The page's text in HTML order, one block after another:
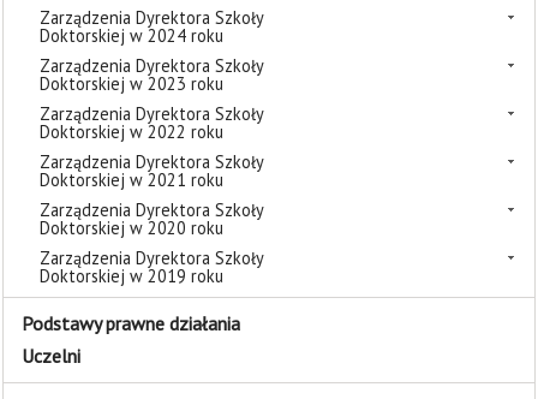
Zarządzenia Dyrektora Szkoły
Doktorskiej w 2024 roku
Zarządzenia Dyrektora Szkoły
Doktorskiej w 2023 roku
Zarządzenia Dyrektora Szkoły
Doktorskiej w 2022 roku
Zarządzenia Dyrektora Szkoły
Doktorskiej w 2021 roku
Zarządzenia Dyrektora Szkoły
Doktorskiej w 2020 roku
Zarządzenia Dyrektora Szkoły
Doktorskiej w 2019 roku
Podstawy prawne działania
Uczelni